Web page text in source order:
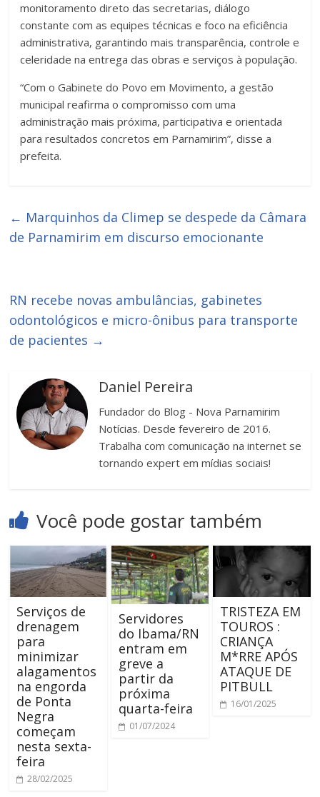
monitoramento direto das secretarias, diálogo
constante com as equipes técnicas e foco na eficiência
administrativa, garantindo mais transparência, controle e
celeridade na entrega das obras e serviços à população.
“Com o Gabinete do Povo em Movimento, a gestão
municipal reafirma o compromisso com uma
administração mais próxima, participativa e orientada
para resultados concretos em Parnamirim”, disse a
prefeita.
← Marquinhos da Climep se despede da Câmara
de Parnamirim em discurso emocionante
RN recebe novas ambulâncias, gabinetes
odontológicos e micro-ônibus para transporte
de pacientes →
Daniel Pereira
Fundador do Blog - Nova Parnamirim
Notícias. Desde fevereiro de 2016.
Trabalha com comunicação na internet se
tornando expert em mídias sociais!
Você pode gostar também
Serviços de
drenagem
para
minimizar
alagamentos
na engorda
de Ponta
Negra
começam
nesta sexta-
feira
28/02/2025
Servidores
do Ibama/RN
entram em
greve a
partir da
próxima
quarta-feira
01/07/2024
TRISTEZA EM
TOUROS :
CRIANÇA
M*RRE APÓS
ATAQUE DE
PITBULL
16/01/2025